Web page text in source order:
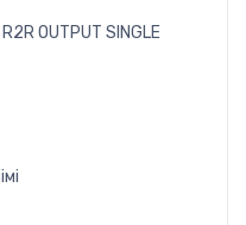
OUTPUT SINGLE